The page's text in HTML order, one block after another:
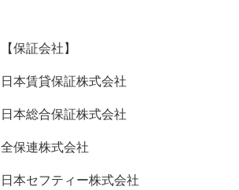
【保証会社】
日本賃貸保証株式会社
日本総合保証株式会社
全保連株式会社
日本セフティー株式会社